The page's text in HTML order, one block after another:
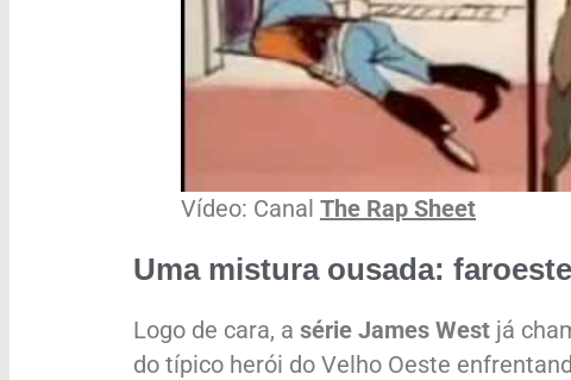
Vídeo: Canal The Rap Sheet
Uma mistura ousada:
Logo de cara, a série James West já
do típico herói do Velho Oeste